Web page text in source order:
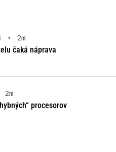
•
2m
čaká náprava
2m
procesorov